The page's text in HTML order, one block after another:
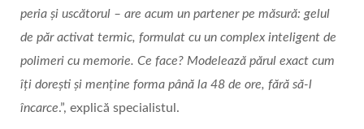
peria și uscătorul – are acum un partener pe măsură: gelul
de păr activat termic, formulat cu un complex inteligent de
polimeri cu memorie. Ce face? Modelează părul exact cum
îți dorești și menține forma până la 48 de ore, fără să-l
încarce.”, explică specialistul.